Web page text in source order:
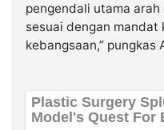
pengendali utama
sesuai dengan
kebangsaan,” pungkas